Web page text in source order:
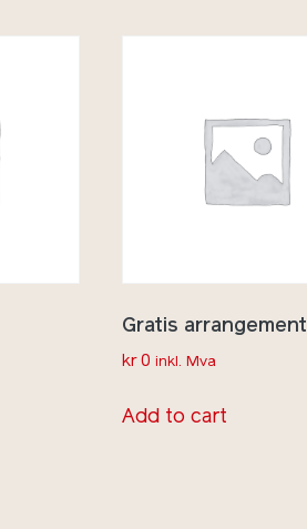
Gratis arrangement
kr0 inkl. Mva
Add to cart